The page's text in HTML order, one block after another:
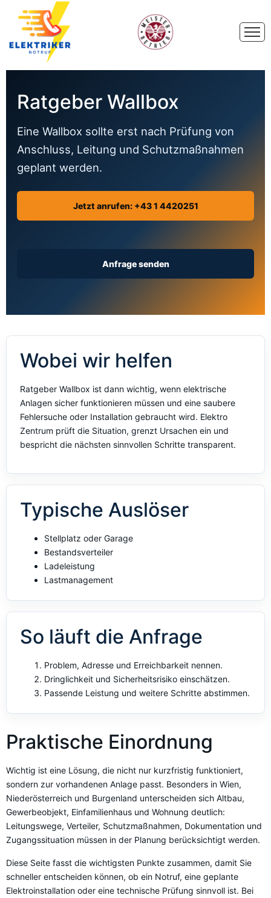
Ratgeber Wallbox
Eine Wallbox sollte erst nach Prüfung von
Anschluss, Leitung und Schutzmaßnahmen
geplant werden.
Jetzt anrufen: +43 1 4420251
Anfrage senden
Wobei wir helfen
Ratgeber Wallbox ist dann wichtig, wenn elektrische
Anlagen sicher funktionieren müssen und eine saubere
Fehlersuche oder Installation gebraucht wird. Elektro
Zentrum prüft die Situation, grenzt Ursachen ein und
bespricht die nächsten sinnvollen Schritte transparent.
Typische Auslöser
Stellplatz oder Garage
Bestandsverteiler
Ladeleistung
Lastmanagement
So läuft die Anfrage
Problem, Adresse und Erreichbarkeit nennen.
Dringlichkeit und Sicherheitsrisiko einschätzen.
Passende Leistung und weitere Schritte abstimmen.
Praktische Einordnung
Wichtig ist eine Lösung, die nicht nur kurzfristig funktioniert,
sondern zur vorhandenen Anlage passt. Besonders in Wien,
Niederösterreich und Burgenland unterscheiden sich Altbau,
Gewerbeobjekt, Einfamilienhaus und Wohnung deutlich:
Leitungswege, Verteiler, Schutzmaßnahmen, Dokumentation und
Zugangssituation müssen in der Planung berücksichtigt werden.
Diese Seite fasst die wichtigsten Punkte zusammen, damit Sie
schneller entscheiden können, ob ein Notruf, eine geplante
Elektroinstallation oder eine technische Prüfung sinnvoll ist. Bei